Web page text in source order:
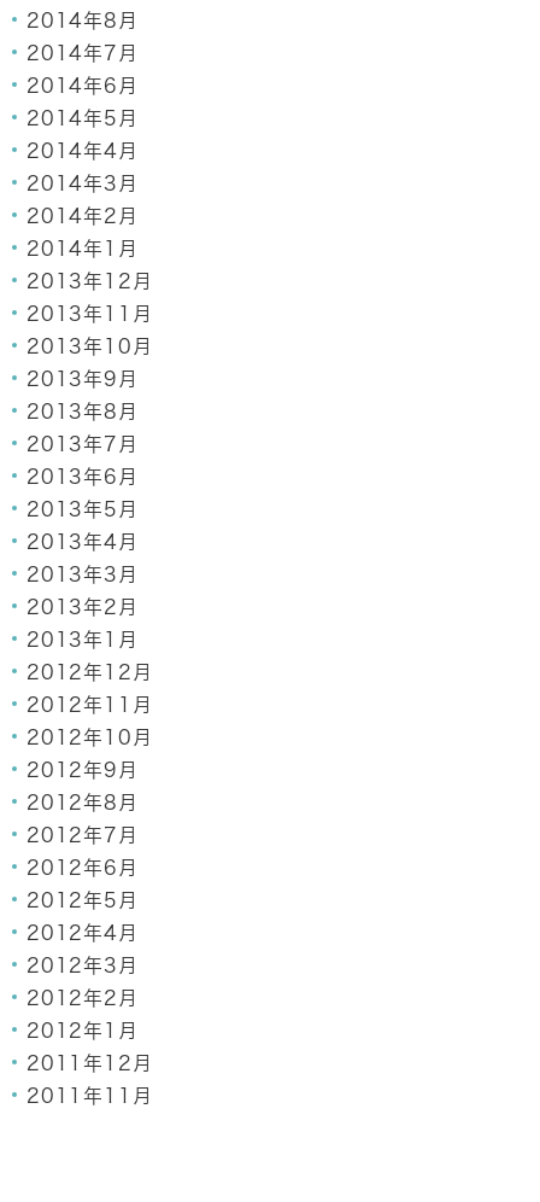
2014年8月
2014年7月
2014年6月
2014年5月
2014年4月
2014年3月
2014年2月
2014年1月
2013年12月
2013年11月
2013年10月
2013年9月
2013年8月
2013年7月
2013年6月
2013年5月
2013年4月
2013年3月
2013年2月
2013年1月
2012年12月
2012年11月
2012年10月
2012年9月
2012年8月
2012年7月
2012年6月
2012年5月
2012年4月
2012年3月
2012年2月
2012年1月
2011年12月
2011年11月